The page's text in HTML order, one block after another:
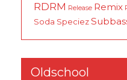
RDRM Release Remix
Soda Speciez
Oldschool